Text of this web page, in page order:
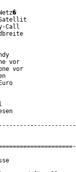
Call
vor
vor